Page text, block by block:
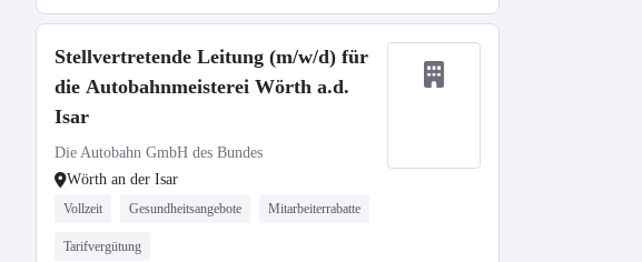
Stellvertretende Leitung (m/w/d) für
die Autobahnmeisterei Wörth a.d.
Isar
Die Autobahn GmbH des Bundes
Wörth an der Isar
Vollzeit Gesundheitsangebote Mitarbeiterrabatte
Tarifvergütung